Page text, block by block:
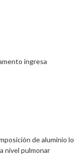
ingresa
de aluminio lo
nivel pulmonar